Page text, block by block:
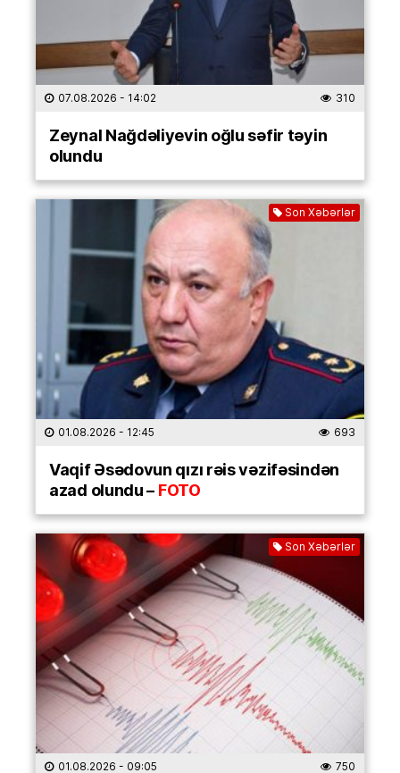
07.08.2026 - 14:02 310
Zeynal Nağdəliyevin oğlu səfir təyin
olundu
Son Xəbərlər
01.08.2026 - 12:45 693
Vaqif Əsədovun qızı rəis vəzifəsindən
azad olundu –FOTO
Son Xəbərlər
01.08.2026 - 09:05 750